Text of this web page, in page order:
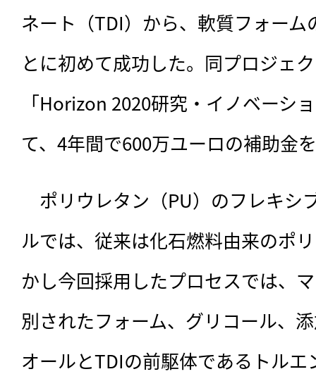
ネート（TDI）から、軟質フォー
とに初めて成功した。同プロジェ
「Horizon 2020研究・イノベーシ
て、4年間で600万ユーロの補助金
ポリウレタン（PU）のフレキシ
ルでは、従来は化石燃料由来のポ
かし今回採用したプロセスでは、
別されたフォーム、グリコール、
オールとTDIの前駆体であるトル